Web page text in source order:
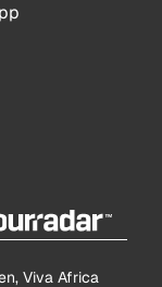
Viva Africa